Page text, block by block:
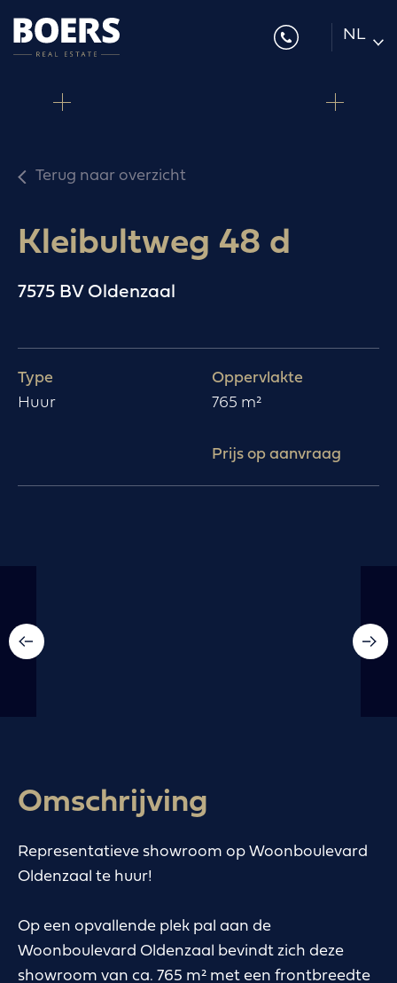
NL
Terug naar overzicht
Kleibultweg 48 d
7575 BV Oldenzaal
Type
Huur
Oppervlakte
765 m²
Prijs op aanvraag
Omschrijving
Representatieve showroom op Woonboulevard
Oldenzaal te huur!
Op een opvallende plek pal aan de
Woonboulevard Oldenzaal bevindt zich deze
showroom van ca. 765 m² met een frontbreedte